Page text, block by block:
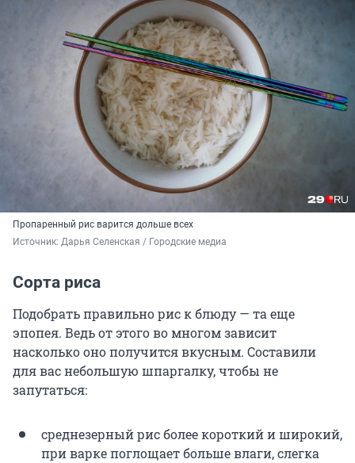
Пропаренный рис варится дольше всех
Источник: Дарья Селенская / Городские медиа
Сорта риса
Подобрать правильно рис к блюду — та еще
эпопея. Ведь от этого во многом зависит
насколько оно получится вкусным. Составили
для вас небольшую шпаргалку, чтобы не
запутаться:
среднезерный рис более короткий и широкий,
при варке поглощает больше влаги, слегка